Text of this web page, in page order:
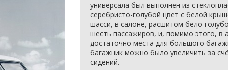
универсала был выполнен из
серебристо-голубой цвет с белой
шасси, в салоне, расшитом бело-
шесть пассажиров, и, помимо этого, в
достаточно места для большого
багажник можно было увеличить за
сидений.